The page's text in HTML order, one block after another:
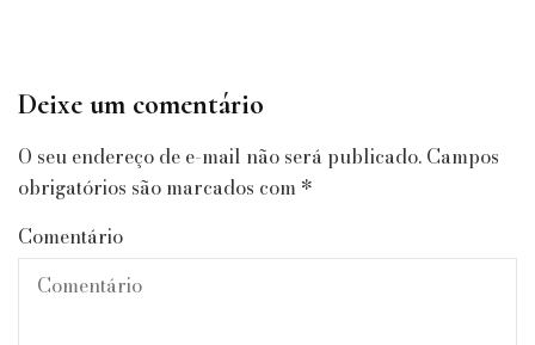
Deixe um comentário
O seu endereço de e-mail não será publicado. Campos
obrigatórios são marcados com *
Comentário